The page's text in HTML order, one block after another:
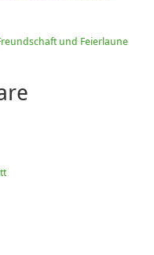
und Feierlaune